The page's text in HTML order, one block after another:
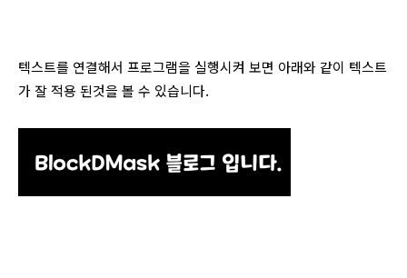
텍스트를 연결해서 프로그램을 실행시켜 보면 아래와 같이 텍스트
가 잘 적용 된것을 볼 수 있습니다.